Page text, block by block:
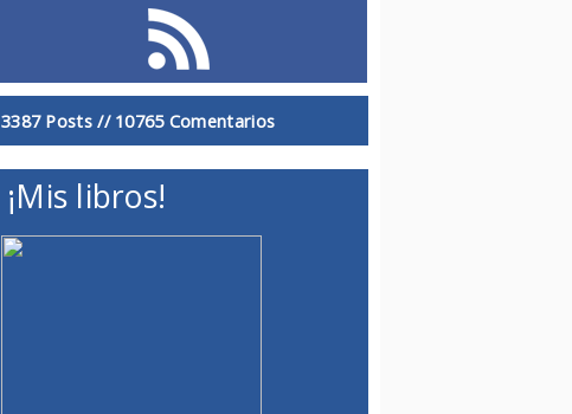
3387 Posts // 10765 Comentarios
¡Mis libros!